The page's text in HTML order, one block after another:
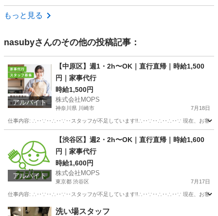
福岡 福岡市
もっと見る
nasubyさんのその他の投稿記事：
アルバイト
【中原区】週1・2h〜OK｜直行直帰｜時給1,500
円｜家事代行
時給1,500円
株式会社MOPS
神奈川県 川崎市 7月18日
仕事内容: ∴‥∵‥∴‥∵‥スタッフが不足しています!!∴‥∵‥∴‥∴‥∵ 現在、お客様から多
介護 時給
アルバイト
【渋谷区】週2・2h〜OK｜直行直帰｜時給1,600
円｜家事代行
時給1,600円
株式会社MOPS
東京都 渋谷区 7月17日
仕事内容: ∴‥∵‥∴‥∵‥スタッフが不足しています!!∴‥∵‥∴‥∴‥∵ 現在、お客様から多
東京 渋谷区 飲食 時給
洗い場スタッフ